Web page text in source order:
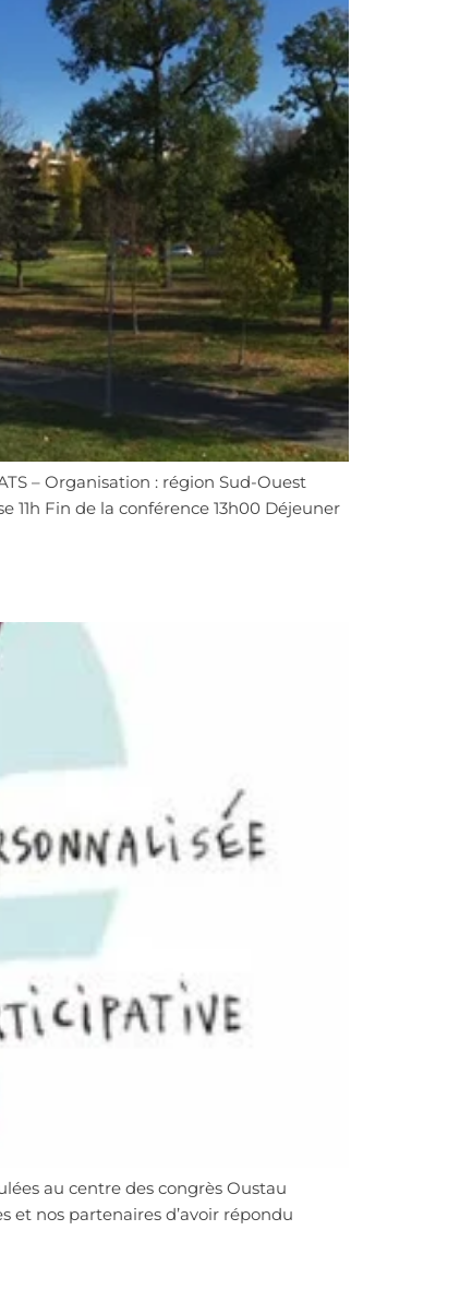
– Organisation : région Sud-Ouest
11h Fin de la conférence 13h00 Déjeuner
au centre des congrès Oustau
et nos partenaires d’avoir répondu